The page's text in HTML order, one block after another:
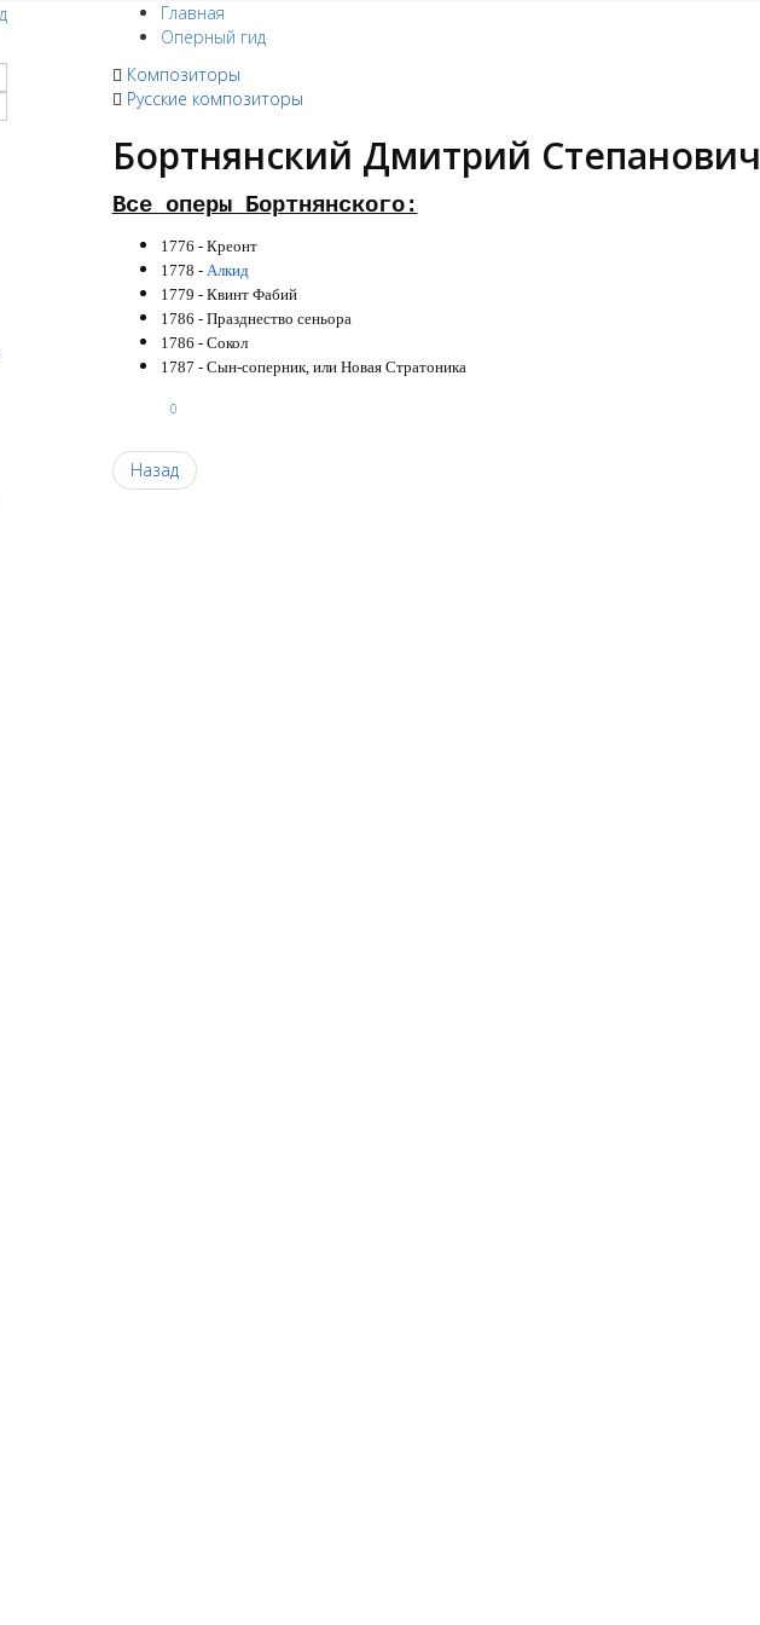
Главная
Оперный гид
Композиторы
Русские композиторы
Бортнянский Дмитрий Степанович
Все оперы Бортнянского:
1776 - Креонт
1778 - Алкид
1779 - Квинт Фабий
1786 - Празднество сеньора
1786 - Сокол
1787 - Сын-соперник, или Новая Стратоника
0
Назад